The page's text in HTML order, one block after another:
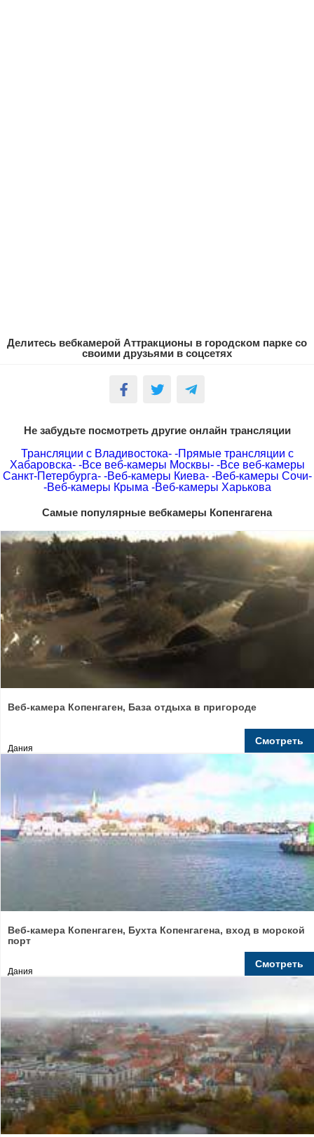
Делитесь вебкамерой Аттракционы в городском парке со
своими друзьями в соцсетях
Не забудьте посмотреть другие онлайн трансляции
Трансляции с Владивостока- -Прямые трансляции с
Хабаровска- -Все веб-камеры Москвы- -Все веб-камеры
Санкт-Петербурга- -Веб-камеры Киева- -Веб-камеры Сочи-
-Веб-камеры Крыма -Веб-камеры Харькова
Самые популярные вебкамеры Копенгагена
Веб-камера Копенгаген, База отдыха в пригороде
Дания
Смотреть
Веб-камера Копенгаген, Бухта Копенгагена, вход в морской
порт
Дания
Смотреть